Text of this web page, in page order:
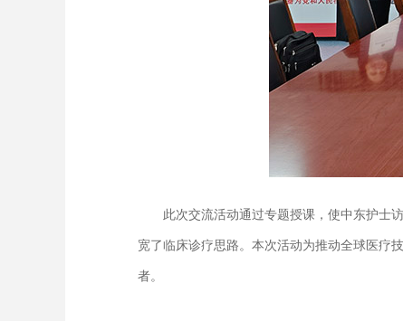
此次交流活动通过专题授课，使中东护士访
宽了临床诊疗思路。本次活动为推动全球医疗
者。